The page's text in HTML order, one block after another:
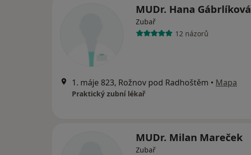
MUDr. Hana Gábrlíková
Zubař
12 názorů
1. máje 823, Rožnov pod Radhoštěm • Mapa
Praktický zubní lékař
MUDr. Milan Mareček
Zubař